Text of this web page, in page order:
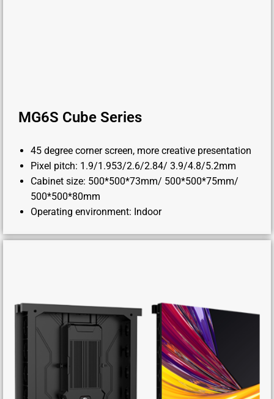
MG6S Cube Series
45 degree corner screen, more creative presentation
Pixel pitch: 1.9/1.953/2.6/2.84/ 3.9/4.8/5.2mm
Cabinet size: 500*500*73mm/ 500*500*75mm/
500*500*80mm
Operating environment: Indoor